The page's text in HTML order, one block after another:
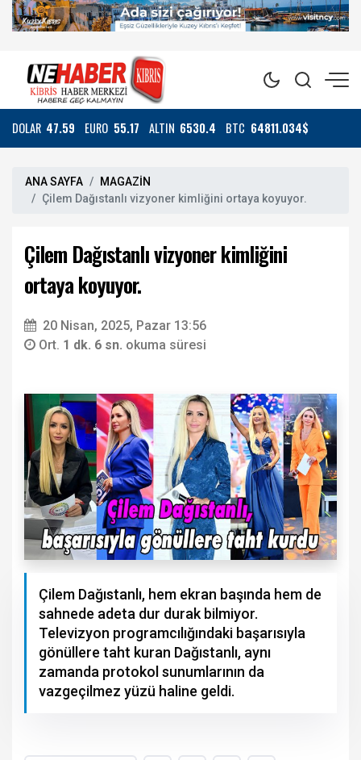
DOLAR 47.59 EURO 55.17 ALTIN 6530.4 BTC 64811.034$
ANA SAYFA
MAGAZİN
Çilem Dağıstanlı vizyoner kimliğini ortaya koyuyor.
Çilem Dağıstanlı vizyoner kimliğini
ortaya koyuyor.
20 Nisan, 2025, Pazar 13:56
Ort. 1 dk. 6 sn. okuma süresi
Çilem Dağıstanlı, hem ekran başında hem de
sahnede adeta dur durak bilmiyor.
Televizyon programcılığındaki başarısıyla
gönüllere taht kuran Dağıstanlı, aynı
zamanda protokol sunumlarının da
vazgeçilmez yüzü haline geldi.